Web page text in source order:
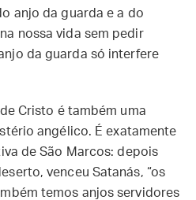
anjo da guarda e a do
nossa vida sem pedir
da guarda só interfere
Cristo é também uma
angélico. É exatamente
de São Marcos: depois
venceu Satanás, “os
temos anjos servidores